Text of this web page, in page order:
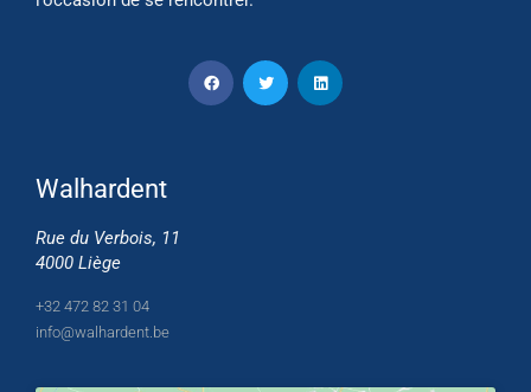
Walhardent
Rue du Verbois, 11
4000 Liège
+32 472 82 31 04
info@walhardent.be